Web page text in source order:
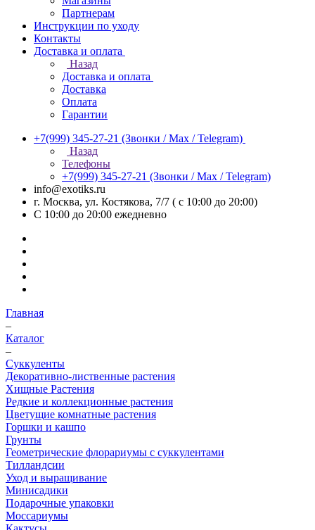
Партнерам
Инструкции по уходу
Контакты
Доставка и оплата
Назад
Доставка и оплата
Доставка
Оплата
Гарантии
+7(999) 345-27-21 (Звонки / Max / Telegram)
Назад
Телефоны
+7(999) 345-27-21 (Звонки / Max / Telegram)
info@exotiks.ru
г. Москва, ул. Костякова, 7/7 ( с 10:00 до 20:00)
С 10:00 до 20:00 ежедневно
Главная
–
Каталог
–
Суккуленты
Декоративно-лиственные растения
Хищные Растения
Редкие и коллекционные растения
Цветущие комнатные растения
Горшки и кашпо
Грунты
Геометрические флорариумы с суккулентами
Тилландсии
Уход и выращивание
Минисадики
Подарочные упаковки
Моссариумы